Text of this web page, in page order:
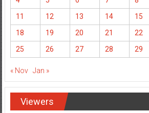
11
12 13 14 15
18
19 20 21 22
25
26 27 28 29
« Nov Jan »
Viewers